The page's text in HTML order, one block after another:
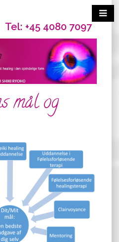
Tel: +45 4080 7097
mål og